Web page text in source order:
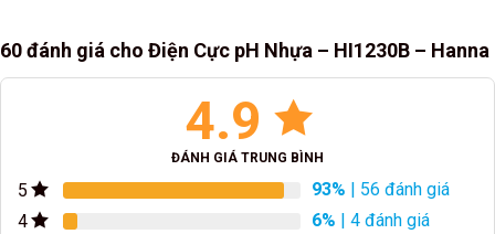
60 đánh giá cho Điện Cực pH Nhựa – HI1230B – Hanna
4.9
ĐÁNH GIÁ TRUNG BÌNH
5 93% | 56 đánh giá
4
6% | 4 đánh giá